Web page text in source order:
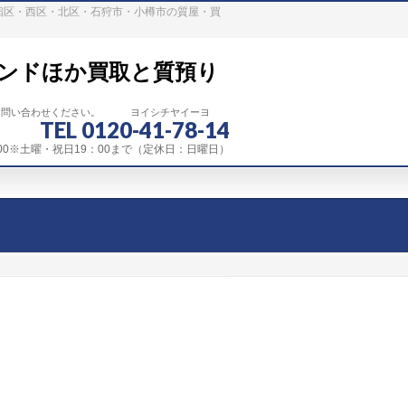
西区・北区・石狩市・小樽市の質屋・買
ドほか買取と質預り
問い合わせください。 ヨイシチヤイーヨ
TEL 0120-41-78-14
土曜・祝日19：00まで（定休日：日曜日）